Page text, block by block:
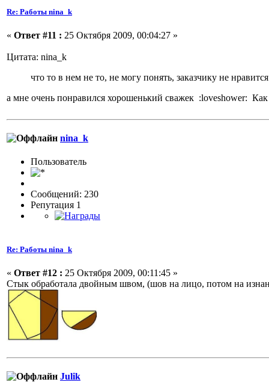
Re: Работы nina_k
« Ответ #11 : 25 Октября 2009, 00:04:27 »
Цитата: nina_k
что то в нем не то, не могу понять, заказчику не нравится
а мне очень понравился хорошенький сважек :loveshower:
nina_k
Пользовaтeль
Сообщений: 230
Репутация 1
Re: Работы nina_k
« Ответ #12 : 25 Октября 2009, 00:11:45 »
Стык обработала двойным швом, (шов на лицо, потом на
Julik